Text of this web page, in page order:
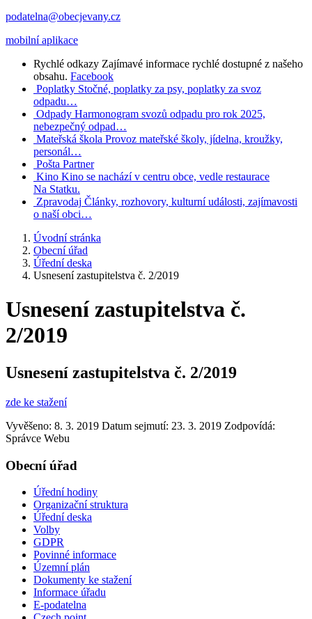
podatelna@obecjevany.cz
mobilní aplikace
Rychlé odkazy Zajímavé informace rychlé dostupné z našeho
obsahu. Facebook
Poplatky Stočné, poplatky za psy, poplatky za svoz
odpadu…
Odpady Harmonogram svozů odpadu pro rok 2025,
nebezpečný odpad…
Mateřská škola Provoz mateřské školy, jídelna, kroužky,
personál…
Pošta Partner
Kino Kino se nachází v centru obce, vedle restaurace
Na Statku.
Zpravodaj Články, rozhovory, kulturní události, zajímavosti
o naší obci…
Úvodní stránka
Obecní úřad
Úřední deska
Usnesení zastupitelstva č. 2/2019
Usnesení zastupitelstva č.
2/2019
Usnesení zastupitelstva č. 2/2019
zde ke stažení
Vyvěšeno: 8. 3. 2019 Datum sejmutí: 23. 3. 2019 Zodpovídá:
Správce Webu
Obecní úřad
Úřední hodiny
Organizační struktura
Úřední deska
Volby
GDPR
Povinné informace
Územní plán
Dokumenty ke stažení
Informace úřadu
E-podatelna